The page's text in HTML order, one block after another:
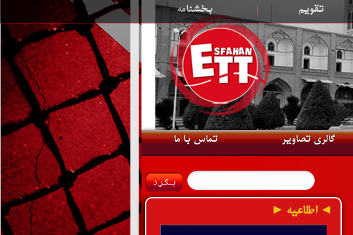
تقویم | بخشنامه
گالری تصاویر تماس با ما
◄ اطلاعیه ►